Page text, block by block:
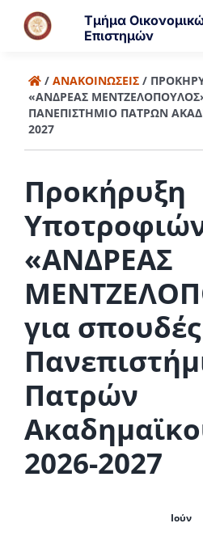
Μετάβαση
περιεχόμενο
Τμήμα
Επιστημών
Τμήμα
Άνθρωποι
Προπτυχιακά
Μεταπτυχιακά
Έρευνα
/ ΑΝΑΚΟΙΝΏΣΕΙΣ/
«ΑΝΔΡΕΑΣ
ΠΑΝΕΠΙΣΤΉΜΙΟ ΠΑΤΡΏΝ
2027
Προκήρυξη
«ΑΝΔΡΕΑΣ
για
Πατρών
2026-2027
Ιούν